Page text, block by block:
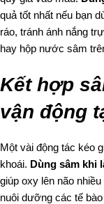
quả tốt nhất nếu bạn
ráo, tránh ánh nắng
hay hộp nước sâm
Kết hợp
vận động
Một vài động tác kéo
khoái. Dùng sâm khi
giúp oxy lên não
nuôi dưỡng các tế